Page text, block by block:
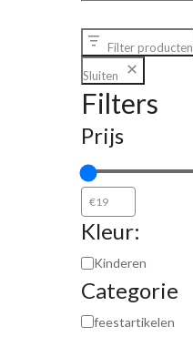
Filter producten
Sluiten
Filters
Prijs
Kleur:
Kinderen
Categorie
feestartikelen